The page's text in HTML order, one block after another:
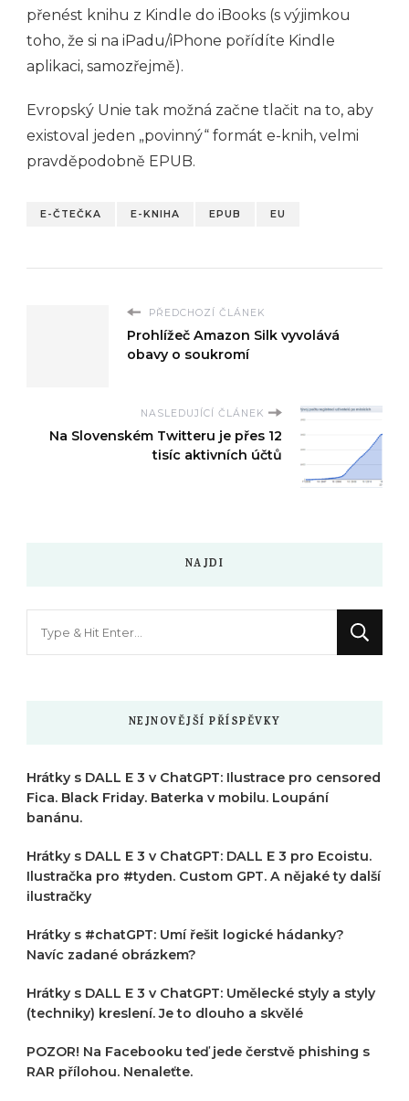
přenést knihu z Kindle do iBooks (s výjimkou
toho, že si na iPadu/iPhone pořídíte Kindle
aplikaci, samozřejmě).
Evropský Unie tak možná začne tlačit na to, aby
existoval jeden „povinný“ formát e-knih, velmi
pravděpodobně EPUB.
E-ČTEČKA E-KNIHA EPUB EU
PŘEDCHOZÍ ČLÁNEK
Prohlížeč Amazon Silk vyvolává
obavy o soukromí
NASLEDUJÍCÍ ČLÁNEK
Na Slovenském Twitteru je přes 12
tisíc aktivních účtů
NAJDI
NEJNOVĚJŠÍ PŘÍSPĚVKY
Hrátky s DALL E 3 v ChatGPT: Ilustrace pro censored
Fica. Black Friday. Baterka v mobilu. Loupání
banánu.
Hrátky s DALL E 3 v ChatGPT: DALL E 3 pro Ecoistu.
Ilustračka pro #tyden. Custom GPT. A nějaké ty další
ilustračky
Hrátky s #chatGPT: Umí řešit logické hádanky?
Navíc zadané obrázkem?
Hrátky s DALL E 3 v ChatGPT: Umělecké styly a styly
(techniky) kreslení. Je to dlouho a skvělé
POZOR! Na Facebooku teď jede čerstvě phishing s
RAR přílohou. Nenaleťte.